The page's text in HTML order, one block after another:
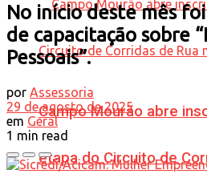
Campo Mourão abre
etapa do Circuito de
No início deste mês
de capacitação sobre
Pessoais”.
por Assessoria
29 de agosto de 2025
em Geral
1 min read